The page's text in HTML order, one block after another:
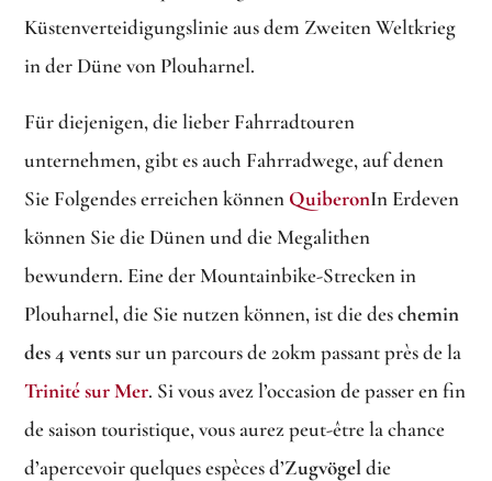
Küstenverteidigungslinie aus dem Zweiten Weltkrieg
in der Düne von Plouharnel.
Für diejenigen, die lieber Fahrradtouren
unternehmen, gibt es auch Fahrradwege, auf denen
Sie Folgendes erreichen können QuiberonIn Erdeven
können Sie die Dünen und die Megalithen
bewundern. Eine der Mountainbike-Strecken in
Plouharnel, die Sie nutzen können, ist die deschemin
des 4 ventssur un parcours de 20km passant près de la
Trinité sur Mer. Si vous avez l’occasion de passer en fin
de saison touristique, vous aurez peut-être la chance
d’apercevoir quelques espèces d’Zugvögeldie